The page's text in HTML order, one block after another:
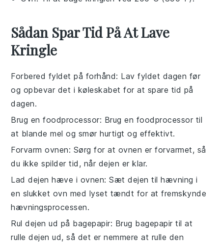
Sådan Spar Tid På At Lave
Kringle
Forbered fyldet på forhånd: Lav fyldet dagen før
og opbevar det i køleskabet for at spare tid på
dagen.
Brug en foodprocessor: Brug en foodprocessor til
at blande mel og smør hurtigt og effektivt.
Forvarm ovnen: Sørg for at ovnen er forvarmet, så
du ikke spilder tid, når dejen er klar.
Lad dejen hæve i ovnen: Sæt dejen til hævning i
en slukket ovn med lyset tændt for at fremskynde
hævningsprocessen.
Rul dejen ud på bagepapir: Brug bagepapir til at
rulle dejen ud, så det er nemmere at rulle den